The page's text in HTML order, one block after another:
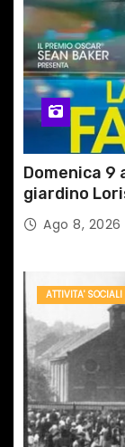
Domenica 9
giardino
TAIPEIAgo 8, 2026
ATTIVITA' SOCIALI